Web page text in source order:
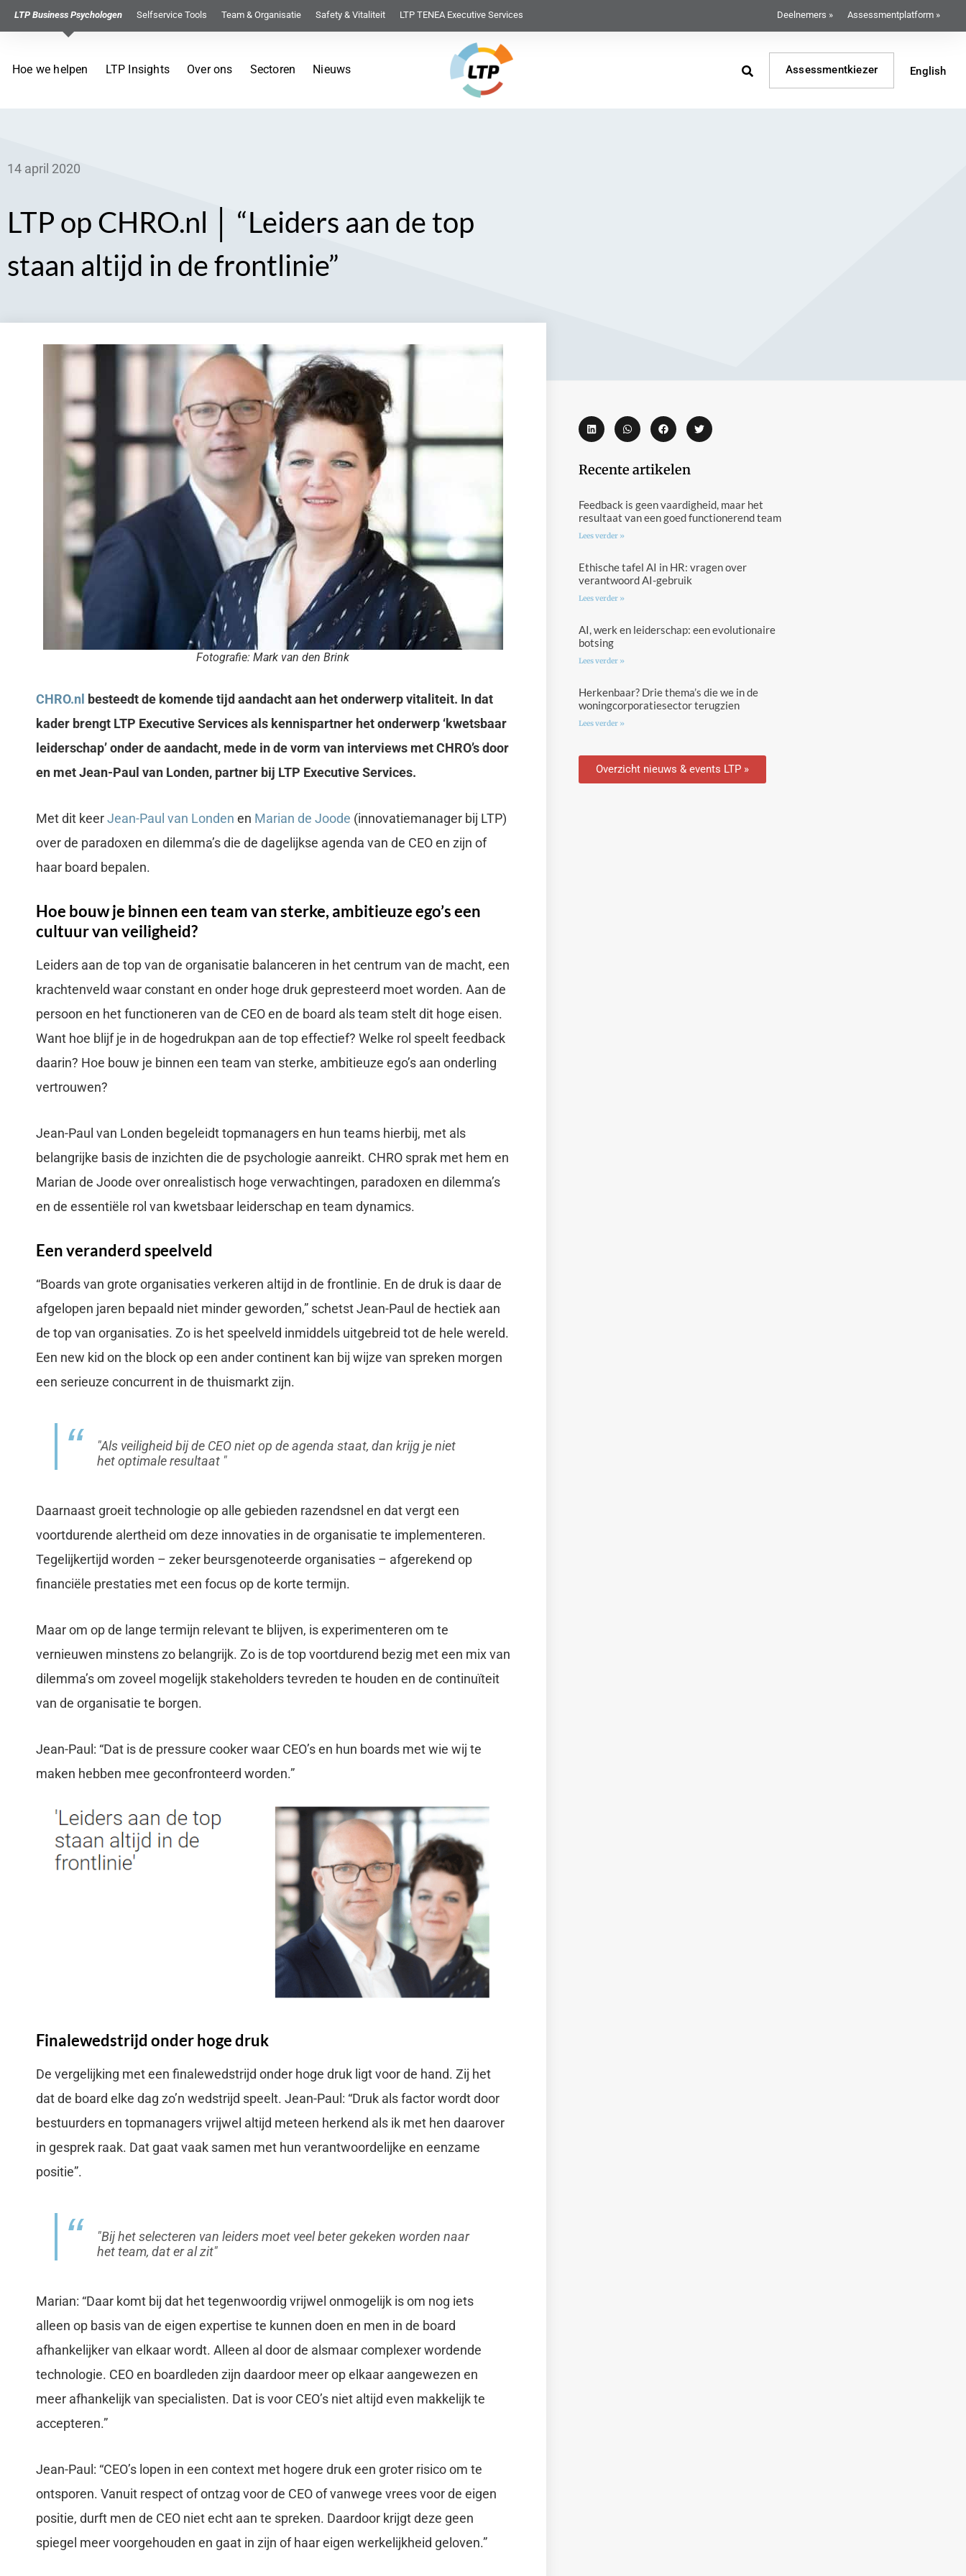
LTP Business Psychologen Selfservice Tools Team & Organisatie Safety & Vitaliteit LTP TENEA Executive Services Deelnemers » Assessmentplatform »
Hoe we helpen LTP Insights Over ons Sectoren Nieuws Assessmentkiezer English
14 april 2020
LTP op CHRO.nl │ “Leiders aan de top
staan altijd in de frontlinie”
Fotografie: Mark van den Brink
CHRO.nl
besteedt de komende tijd aandacht aan het onderwerp vitaliteit. In dat
kader brengt LTP Executive Services als kennispartner het onderwerp ‘kwetsbaar
leiderschap’ onder de aandacht, mede in de vorm van interviews met CHRO’s door
en met Jean-Paul van Londen, partner bij LTP Executive Services.
Met dit keerJean-Paul van Londen en Marian de Joode (innovatiemanager bij LTP)
over de paradoxen en dilemma’s die de dagelijkse agenda van de CEO en zijn of
haar board bepalen.
Hoe bouw je binnen een team van sterke, ambitieuze ego’s een
cultuur van veiligheid?
Leiders aan de top van de organisatie balanceren in het centrum van de macht, een
krachtenveld waar constant en onder hoge druk gepresteerd moet worden. Aan de
persoon en het functioneren van de CEO en de board als team stelt dit hoge eisen.
Want hoe blijf je in de hogedrukpan aan de top effectief? Welke rol speelt feedback
daarin? Hoe bouw je binnen een team van sterke, ambitieuze ego’s aan onderling
vertrouwen?
Jean-Paul van Londen begeleidt topmanagers en hun teams hierbij, met als
belangrijke basis de inzichten die de psychologie aanreikt. CHRO sprak met hem en
Marian de Joode over onrealistisch hoge verwachtingen, paradoxen en dilemma’s
en de essentiële rol van kwetsbaar leiderschap en team dynamics.
Een veranderd speelveld
“Boards van grote organisaties verkeren altijd in de frontlinie. En de druk is daar de
afgelopen jaren bepaald niet minder geworden,” schetst Jean-Paul de hectiek aan
de top van organisaties. Zo is het speelveld inmiddels uitgebreid tot de hele wereld.
Een new kid on the block op een ander continent kan bij wijze van spreken morgen
een serieuze concurrent in de thuismarkt zijn.
Als veiligheid bij de CEO niet op de agenda staat, dan krijg je niet
het optimale resultaat
Daarnaast groeit technologie op alle gebieden razendsnel en dat vergt een
voortdurende alertheid om deze innovaties in de organisatie te implementeren.
Tegelijkertijd worden – zeker beursgenoteerde organisaties – afgerekend op
financiële prestaties met een focus op de korte termijn.
Maar om op de lange termijn relevant te blijven, is experimenteren om te
vernieuwen minstens zo belangrijk. Zo is de top voortdurend bezig met een mix van
dilemma’s om zoveel mogelijk stakeholders tevreden te houden en de continuïteit
van de organisatie te borgen.
Jean-Paul: “Dat is de pressure cooker waar CEO’s en hun boards met wie wij te
maken hebben mee geconfronteerd worden.”
Finalewedstrijd onder hoge druk
De vergelijking met een finalewedstrijd onder hoge druk ligt voor de hand. Zij het
dat de board elke dag zo’n wedstrijd speelt. Jean-Paul: “Druk als factor wordt door
bestuurders en topmanagers vrijwel altijd meteen herkend als ik met hen daarover
in gesprek raak. Dat gaat vaak samen met hun verantwoordelijke en eenzame
positie”.
Bij het selecteren van leiders moet veel beter gekeken worden naar
het team, dat er al zit
Marian: “Daar komt bij dat het tegenwoordig vrijwel onmogelijk is om nog iets
alleen op basis van de eigen expertise te kunnen doen en men in de board
afhankelijker van elkaar wordt. Alleen al door de alsmaar complexer wordende
technologie. CEO en boardleden zijn daardoor meer op elkaar aangewezen en
meer afhankelijk van specialisten. Dat is voor CEO’s niet altijd even makkelijk te
accepteren.”
Jean-Paul: “CEO’s lopen in een context met hogere druk een groter risico om te
ontsporen. Vanuit respect of ontzag voor de CEO of vanwege vrees voor de eigen
positie, durft men de CEO niet echt aan te spreken. Daardoor krijgt deze geen
spiegel meer voorgehouden en gaat in zijn of haar eigen werkelijkheid geloven.”
Recente artikelen
Feedback is geen vaardigheid, maar het
resultaat van een goed functionerend team
Lees verder »
Ethische tafel AI in HR: vragen over
verantwoord AI-gebruik
Lees verder »
AI, werk en leiderschap: een evolutionaire
botsing
Lees verder »
Herkenbaar? Drie thema’s die we in de
woningcorporatiesector terugzien
Lees verder »
Overzicht nieuws & events LTP »